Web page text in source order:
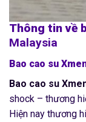
Thông tin về
Malaysia
Bao cao su
Bao cao su
shock – thương
Hiện nay thương